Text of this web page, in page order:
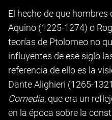
El hecho de que
Aquino (1225-1274) o
teorías de Ptolomeo no
influyentes de ese siglo
referencia de ello es la
Dante Alighieri (1265-
Comedia, que era un
en la época sobre la